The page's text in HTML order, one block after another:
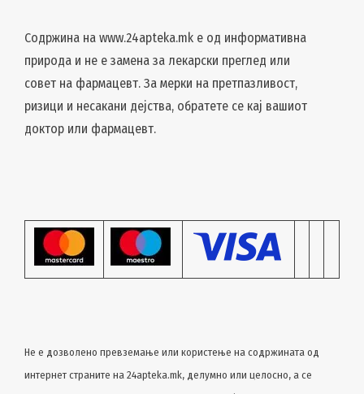
Содржина на www.24apteka.mk е од информативна
природа и не е замена за лекарски преглед или
совет на фармацевт. За мерки на претпазливост,
ризици и несакани дејства, обратете се кај вашиот
доктор или фармацевт.
Не е дозволено превземање или користење на содржината од
интернет страните на 24apteka.mk, делумно или целосно, a се